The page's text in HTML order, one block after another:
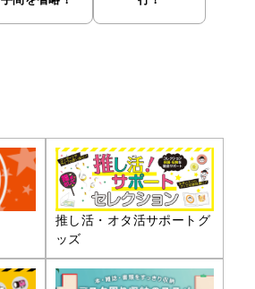
推し活・オタ活サポートグ
ッズ